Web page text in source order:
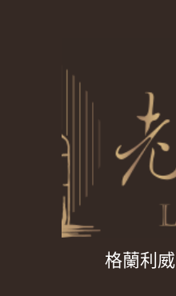
格蘭利威